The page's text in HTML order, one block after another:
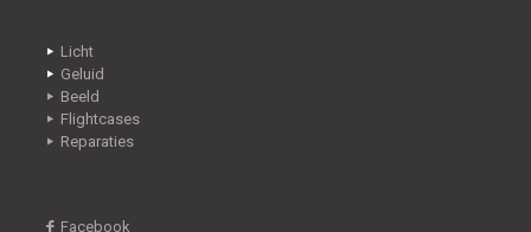
Licht
Geluid
Beeld
Flightcases
Reparaties
Facebook